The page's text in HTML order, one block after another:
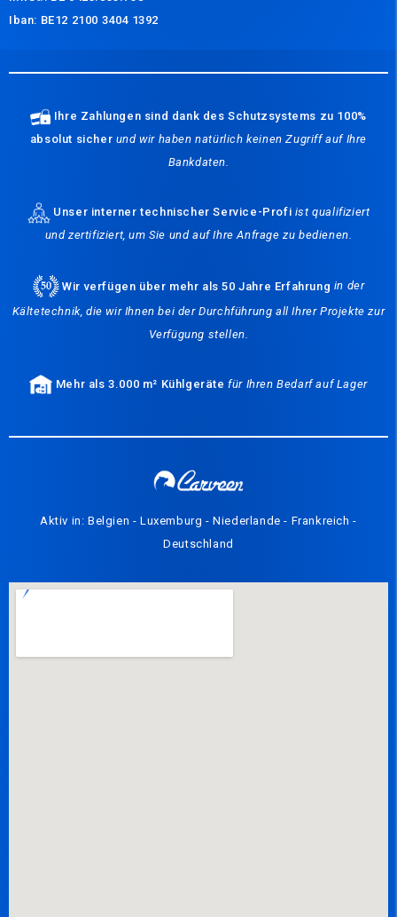
Iban: BE12 2100 3404 1392
Ihre Zahlungen sind dank des Schutzsystems zu 100%
absolut sicher und wir haben natürlich keinen Zugriff auf Ihre
Bankdaten.
Unser interner technischer Service-Profi ist qualifiziert
und zertifiziert, um Sie und auf Ihre Anfrage zu bedienen.
Wir verfügen über mehr als 50 Jahre Erfahrung in der
Kältetechnik, die wir Ihnen bei der Durchführung all Ihrer Projekte zur
Verfügung stellen.
Mehr als 3.000 m² Kühlgeräte für Ihren Bedarf auf Lager
Aktiv in: Belgien - Luxemburg - Niederlande - Frankreich -
Deutschland